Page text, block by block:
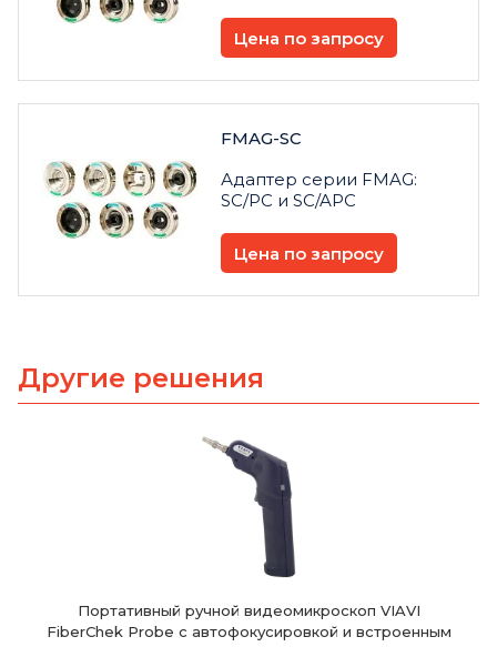
Цена по запросу
FMAG-SC
Адаптер серии FMAG:
SC/PC и SC/APC
Цена по запросу
Другие решения
Портативный ручной видеомикроскоп VIAVI
FiberChek Probe с автофокусировкой и встроенным